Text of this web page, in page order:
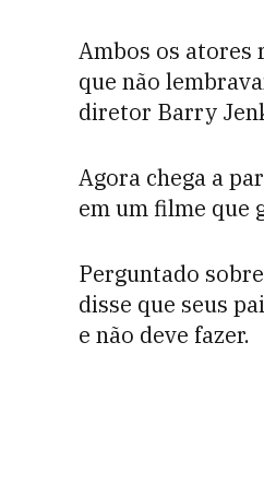
Ambos os atores
que não
diretor Barry
Agora chega a
em um filme que
Perguntado
disse que seus
e não deve fazer.